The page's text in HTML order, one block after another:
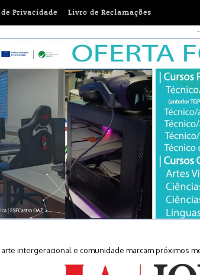
Privacidade Livro de Reclamações
vencedora desta sexta-feira